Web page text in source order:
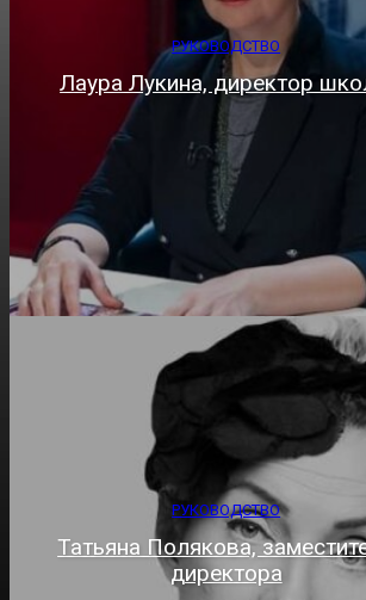
РУКОВОДСТВО
Лаура Лукина, директор
РУКОВОДСТВО
Татьяна Полякова,
директора